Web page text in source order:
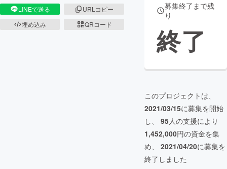
LINEで送る
URLコピー
埋め込み
QRコード
募集終了まで残
り
終了
このプロジェクトは、
2021/03/15に募集を開始
し、 95人の支援により
1,452,000円の資金を集
め、 2021/04/20に募集を
終了しました